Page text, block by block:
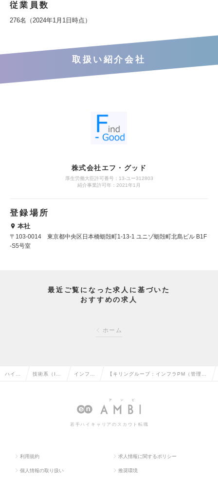
従業員数
276名（2024年1月1日時点）
取扱い紹介会社
株式会社エフ・グッド
厚生労働大臣許可番号：13-ユー312803
紹介事業許可年：2021年1月
登録場所
本社
〒103-0014 東京都中央区日本橋蛎殻町1-13-1 ユニゾ蛎殻町北島ビル B1F
-S5号室
最近ご覧になった求人に基づいた
おすすめの求人
ホーム
ハイク 技術系（I インフラ
アの転職
【キリングループ：インフラPM（管理
模インフラ戦略・企画推進の求人情報
若手ハイキャリアのスカウト転職
利用規約 求人情報に関するポリシー
個人情報の取り扱い 推奨環境